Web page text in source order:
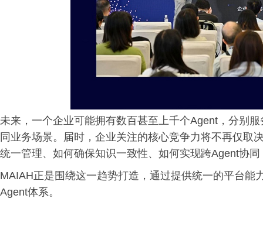
未来，一个企业可能拥有数百甚至上千个Agent，分别
同业务场景。届时，企业关注的核心竞争力将不再仅
统一管理、如何确保知识一致性、如何实现跨Agent协
MAIAH正是围绕这一趋势打造，通过提供统一的平台能
Agent体系。